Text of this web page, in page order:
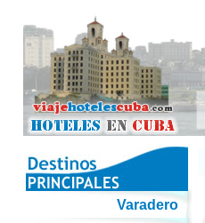
Varadero